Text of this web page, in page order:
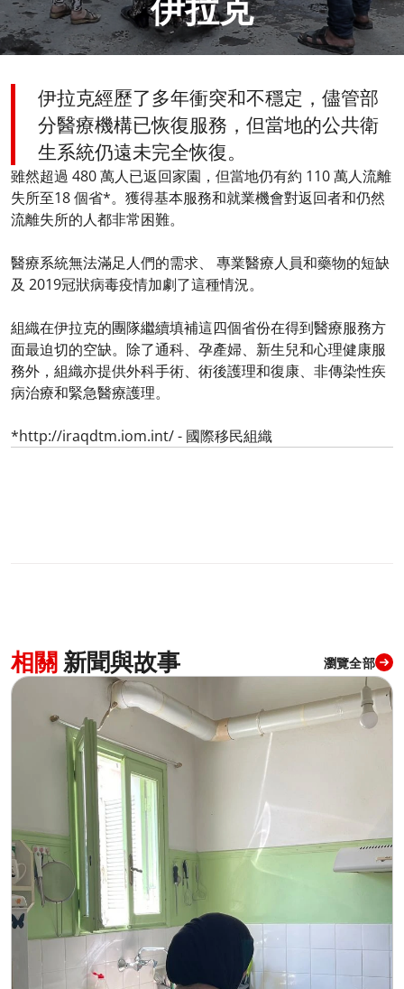
伊拉克
伊拉克經歷了多年衝突和不穩定，儘管部
分醫療機構已恢復服務，但當地的公共衛
生系統仍遠未完全恢復。
雖然超過 480 萬人已返回家園，但當地仍有約 110 萬人流離
失所至18 個省*。獲得基本服務和就業機會對返回者和仍然
流離失所的人都非常困難。​
醫療系統無法滿足人們的需求、 專業醫療人員和藥物的短缺
及 2019冠狀病毒疫情加劇了這種情況。​
組織在伊拉克的團隊繼續填補這四個省份在得到醫療服務方
面最迫切的空缺。除了通科、孕產婦、新生兒和心理健康服
務外，組織亦提供外科手術、術後護理和復康、非傳染性疾
病治療和緊急醫療護理。​
*http://iraqdtm.iom.int/ - 國際移民組織​
相關 新聞與故事 瀏覽全部